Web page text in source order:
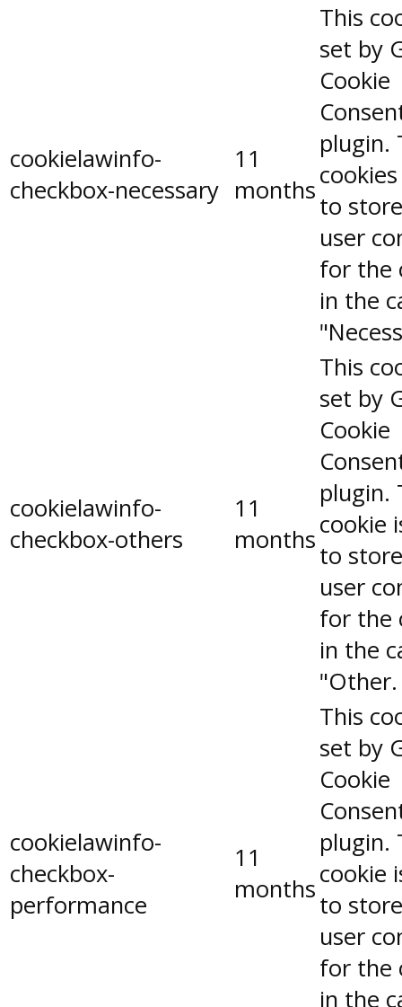
cookielawinfo-
checkbox-necessary
11
months
This
set by
Cookie
plugin.
to
user
for the
in the
cookielawinfo-
checkbox-others
11
months
This
set by
Cookie
plugin.
cookie
to
user
for the
in the
"Other.
cookielawinfo-
checkbox-
performance
11
months
This
set by
Cookie
plugin.
cookie
to
user
for the
in the